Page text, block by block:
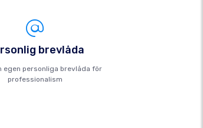
brevlåda
egen personliga brevlåda för
professionalism